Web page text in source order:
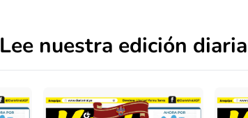
Lee nuestra edición diaria